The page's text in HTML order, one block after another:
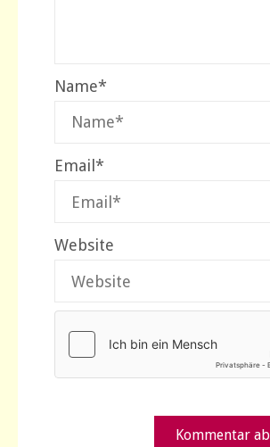
Name*
Email *
Website